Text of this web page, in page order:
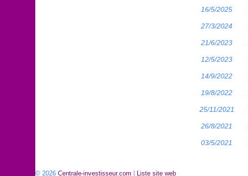
16/5/2025
27/3/2024
21/6/2023
12/5/2023
14/9/2022
19/8/2022
25/11/2021
26/8/2021
03/5/2021
© 2026 Centrale-investisseur.com Liste site web